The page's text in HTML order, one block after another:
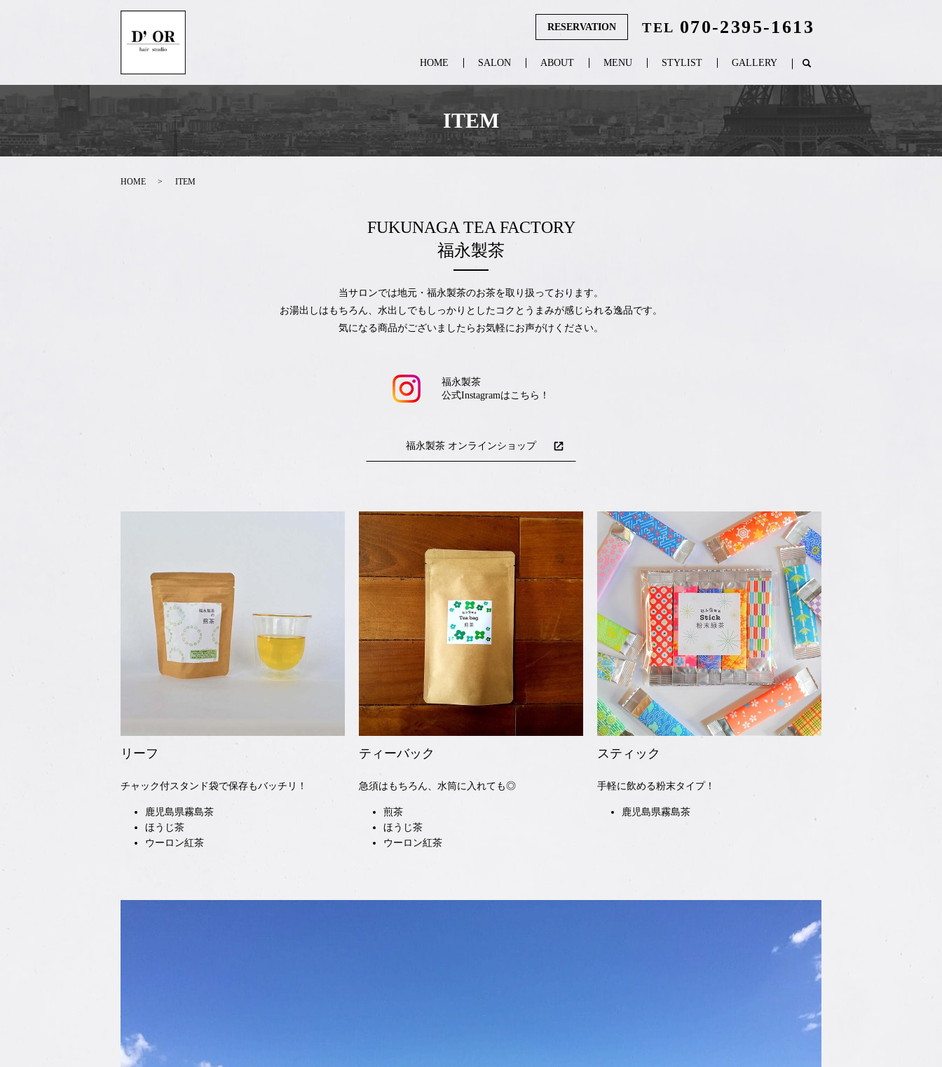
HOME SALON ABOUT MENU STYLIST GALLERY
RESERVATION TEL 070-2395-1613
ITEM
HOME ITEM
FUKUNAGA TEA FACTORY
福永製茶
当サロンでは地元・福永製茶のお茶を取り扱っております。
お湯出しはもちろん、水出しでもしっかりとしたコクとうまみが感じられる逸品です。
気になる商品がございましたらお気軽にお声がけください。
福永製茶
公式Instagramはこちら！
福永製茶 オンラインショップ
リーフ
チャック付スタンド袋で保存もバッチリ！
鹿児島県霧島茶
ほうじ茶
ウーロン紅茶
ティーバック
急須はもちろん、水筒に入れても◎
煎茶
ほうじ茶
ウーロン紅茶
スティック
手軽に飲める粉末タイプ！
鹿児島県霧島茶